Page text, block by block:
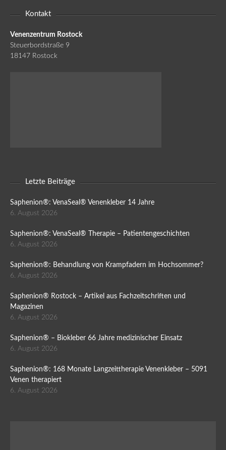
Kontakt
Venenzentrum Rostock
Steuerbordstraße 9
18147 Rostock
Letzte Beiträge
Saphenion®: VenaSeal® Venenkleber 14 Jahre
6. August 2026
Saphenion®: VenaSeal® Therapie – Patientengeschichten
6. August 2026
Saphenion®: Behandlung von Krampfadern im Hochsommer?
6. August 2026
Saphenion® Rostock – Artikel aus Fachzeitschriften und
Magazinen
6. August 2026
Saphenion® – Biokleber 66 Jahre medizinischer Einsatz
6. August 2026
Saphenion®: 168 Monate Langzeittherapie Venenkleber – 5091
Venen therapiert
6. August 2026